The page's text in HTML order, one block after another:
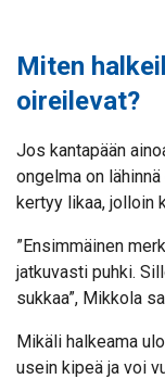
Miten
oireilevat?
Jos kantapään
ongelma on
kertyy likaa, jolloin
”Ensimmäinen
jatkuvasti puhki.
sukkaa”, Mikkola
Mikäli halkeama
usein kipeä ja voi